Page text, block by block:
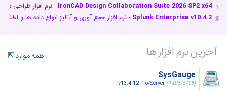
IronCAD Design Collaboration Suite 2026 SP2 x64 - نرم افزار طراحی
Splunk Enterprise v10.4.2 - نرم افزار جمع آوری و آنالیز انواع داده ها و
آخرین نرم افزار ها
همه موارد
SysGauge
v13.4.12 Pro/Server (1405/5/15)